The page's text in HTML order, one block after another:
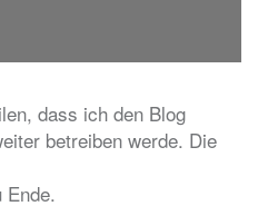
dass ich den Blog
betreiben werde. Die
Ende.